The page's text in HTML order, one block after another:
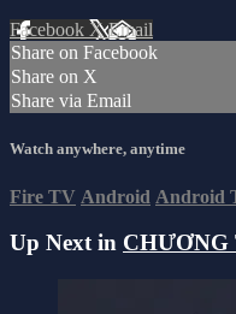
Facebook XEmail
Share on Facebook
Share on X
Share via Email
Watch anywhere, anytime
Fire TV Android Android
Up Next in CHƯƠNG